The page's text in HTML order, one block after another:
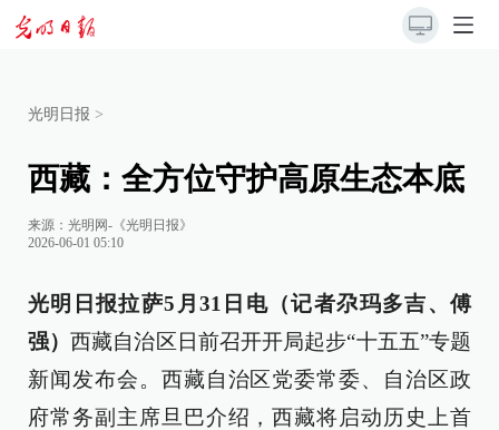
光明日报 >
西藏：全方位守护高原生态本底
来源： 光明网-《光明日报》
2026-06-01 05:10
光明日报拉萨5月31日电（记者尕玛多吉、傅
强）西藏自治区日前召开开局起步“十五五”专题
新闻发布会。西藏自治区党委常委、自治区政
府常务副主席旦巴介绍，西藏将启动历史上首